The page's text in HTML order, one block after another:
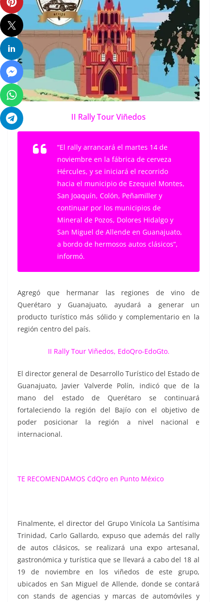
II Rally Tour Viñedos
“El rally arrancará el martes 14 de
noviembre en la fábrica de cerveza
Hércules, y se iniciará el recorrido
hacia el municipio de Ezequiel Montes,
San Joaquín, Colón, Peñamiller y
continuar por los municipios de
Mineral de Pozos, Dolores Hidalgo y
San Miguel de Allende en Guanajuato,
a bordo de hermosos autos clásicos”,
informó.
Agregó que hermanar las regiones de vino de
Querétaro y Guanajuato, ayudará a generar un
producto turístico más sólido y complementario en la
región centro del país.
II Rally Tour Viñedos, EdoQro-EdoGto.
El director general de Desarrollo Turístico del Estado de
Guanajuato, Javier Valverde Polín, indicó que de la
mano del estado de Querétaro se continuará
fortaleciendo la región del Bajío con el objetivo de
poder posicionar la región a nivel nacional e
internacional.
TE RECOMENDAMOS CdQro en Punto México
Finalmente, el director del Grupo Vinícola La Santísima
Trinidad, Carlo Gallardo, expuso que además del rally
de autos clásicos, se realizará una expo artesanal,
gastronómica y turística que se llevará a cabo del 18 al
19 de noviembre en los viñedos de este grupo,
ubicados en San Miguel de Allende, donde se contará
con stands de agencias y marcas de automóviles y